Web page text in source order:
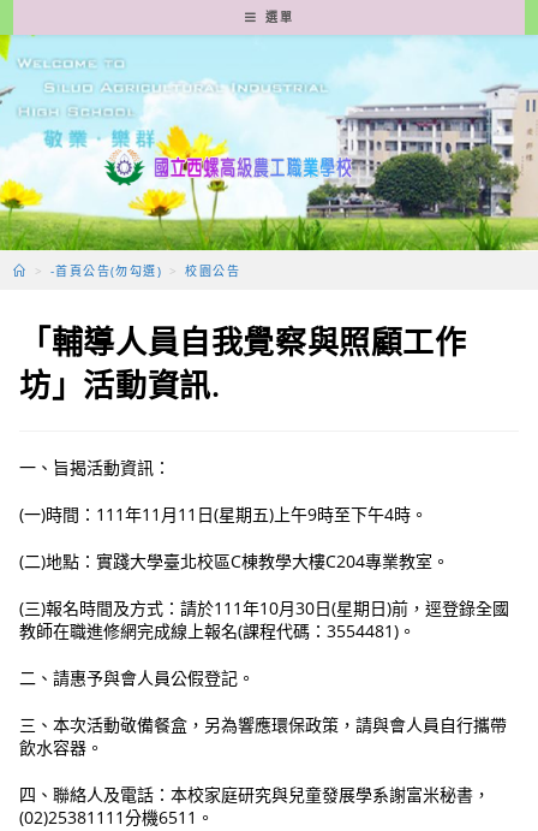
轉
至
要
容
選單
> -首頁公告(勿勾選) > 校園公告
「輔導人員自我覺察與照顧工作
坊」活動資訊.
一、旨揭活動資訊：
(一)時間：111年11月11日(星期五)上午9時至下午4時。
(二)地點：實踐大學臺北校區C棟教學大樓C204專業教室。
(三)報名時間及方式：請於111年10月30日(星期日)前，逕登錄全國
教師在職進修網完成線上報名(課程代碼：3554481)。
二、請惠予與會人員公假登記。
三、本次活動敬備餐盒，另為響應環保政策，請與會人員自行攜帶
飲水容器。
四、聯絡人及電話：本校家庭研究與兒童發展學系謝富米秘書，
(02)25381111分機6511。